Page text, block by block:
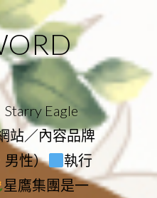
Eagle
站／內容品牌
男性）
執行
星鷹集團是一